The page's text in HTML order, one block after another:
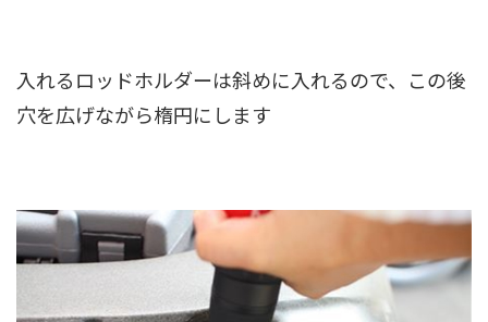
入れるロッドホルダーは斜めに入れるので、この後
穴を広げながら楕円にします